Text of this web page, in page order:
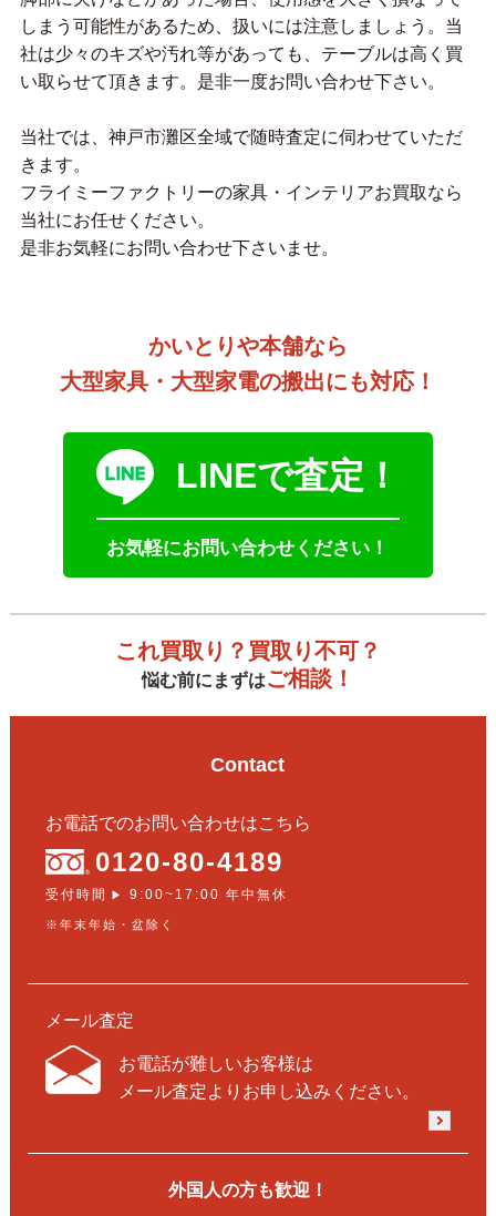
しまう可能性があるため、扱いには注意しましょう。当
社は少々のキズや汚れ等があっても、テーブルは高く買
い取らせて頂きます。是非一度お問い合わせ下さい。
当社では、神戸市灘区全域で随時査定に伺わせていただ
きます。
フライミーファクトリーの家具・インテリアお買取なら
当社にお任せください。
是非お気軽にお問い合わせ下さいませ。
かいとりや本舗なら
大型家具・大型家電の搬出にも対応！
LINEで査定！
お気軽にお問い合わせください！
これ買取り？買取り不可？
悩む前にまずはご相談！
Contact
お電話でのお問い合わせはこちら
0120-80-4189
受付時間 ▶ 9:00~17:00 年中無休
※年末年始・盆除く
メール査定
お電話が難しいお客様は
メール査定よりお申し込みください。
外国人の方も歓迎！